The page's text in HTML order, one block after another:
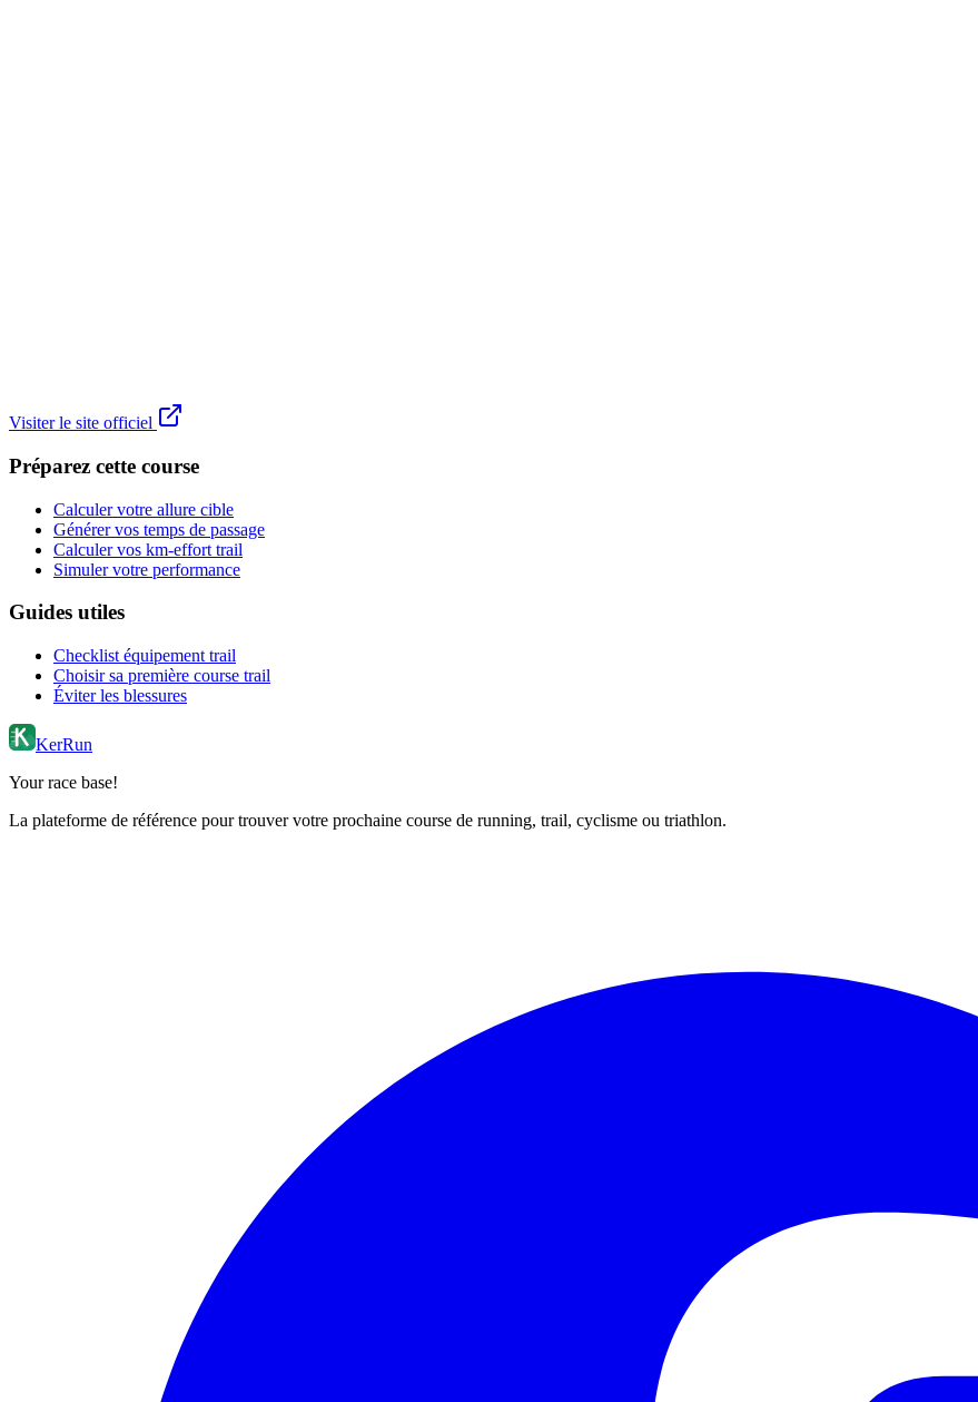
Visiter le site officiel
Préparez cette course
Calculer votre allure cible
Générer vos temps de passage
Calculer vos km-effort trail
Simuler votre performance
Guides utiles
Checklist équipement trail
Choisir sa première course trail
Éviter les blessures
KerRun
Your race base!
La plateforme de référence pour trouver votre prochaine course de running, trail, cyclisme ou triathlon.